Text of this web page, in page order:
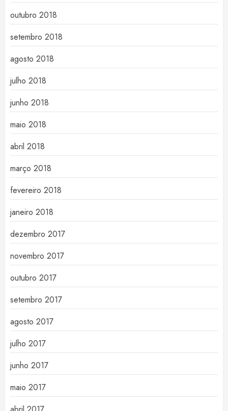
outubro 2018
setembro 2018
agosto 2018
julho 2018
junho 2018
maio 2018
abril 2018
março 2018
fevereiro 2018
janeiro 2018
dezembro 2017
novembro 2017
outubro 2017
setembro 2017
agosto 2017
julho 2017
junho 2017
maio 2017